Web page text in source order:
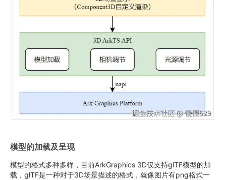
模型的加载及呈现
模型的格式多种多样，目前ArkGraphics 3D仅支持glTF模型的加
载，glTF是一种对于3D场景描述的格式，就像图片有png格式一